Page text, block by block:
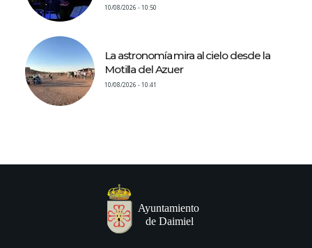
10/08/2026 - 10:50
La astronomía mira al cielo desde la
Motilla del Azuer
10/08/2026 - 10:41